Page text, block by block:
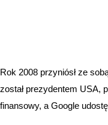
Rok 2008 przyniósł ze
został prezydentem USA,
finansowy, a Google